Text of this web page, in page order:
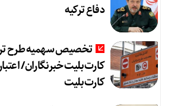
دفاع ترکیه
تخصیص سهمیه طرح
کارت‌بلیت خبرنگاران/
کارت‌بلیت